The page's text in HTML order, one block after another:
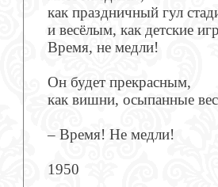
как праздничный гул
и весёлым, как детские
Время, не медли!
Он будет прекрасным,
как вишни, осыпанные
– Время! Не медли!
1950